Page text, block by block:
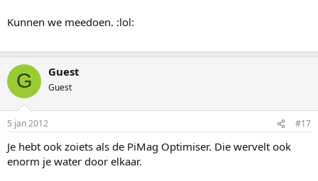
Kunnen we meedoen. :lol:
G Guest
Guest
5 jan 2012 #17
Je hebt ook zoiets als de PiMag Optimiser. Die wervelt ook
enorm je water door elkaar.